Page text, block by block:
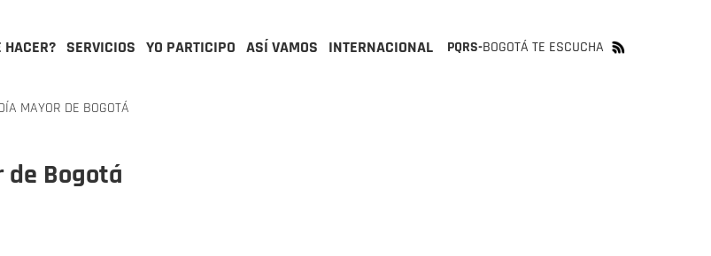
HACER? SERVICIOS YO PARTICIPO ASÍ VAMOS INTERNACIONAL PQRS-BOGOTÁ TE ESCUCHA
MAYOR DE BOGOTÁ
de Bogotá